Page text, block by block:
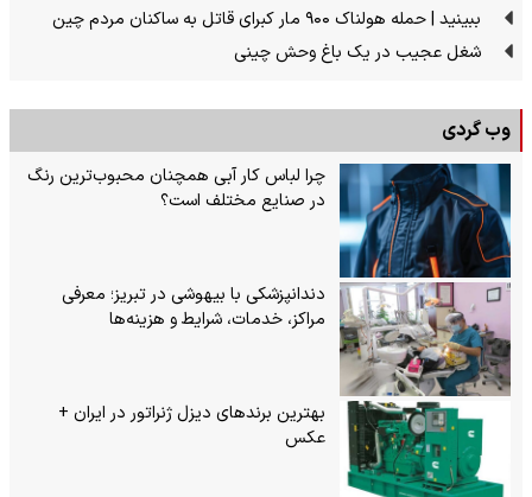
ببینید | حمله هولناک ۹۰۰ مار کبرای قاتل به ساکنان مردم چین
شغل عجیب در یک باغ وحش چینی
وب گردی
چرا لباس کار آبی همچنان محبوب‌ترین رنگ
در صنایع مختلف است؟
دندانپزشکی با بیهوشی در تبریز؛ معرفی
مراکز، خدمات، شرایط و هزینه‌ها
بهترین برندهای دیزل ژنراتور در ایران +
عکس